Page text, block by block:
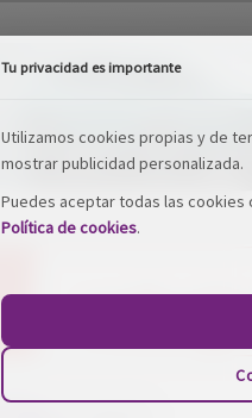
Tu privacidad es importante
Utilizamos cookies propias y de
mostrar publicidad personalizada.
Puedes aceptar todas las
Política de cookies.